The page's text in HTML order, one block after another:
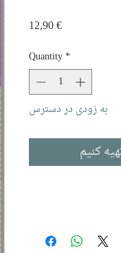
12,90 €Price
Quantity*
به زودی در دسترس
کنیم